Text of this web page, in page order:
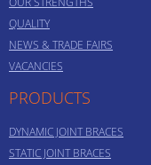
QUALITY
NEWS & TRADE FAIRS
VACANCIES
PRODUCTS
DYNAMIC JOINT BRACES
STATIC JOINT BRACES